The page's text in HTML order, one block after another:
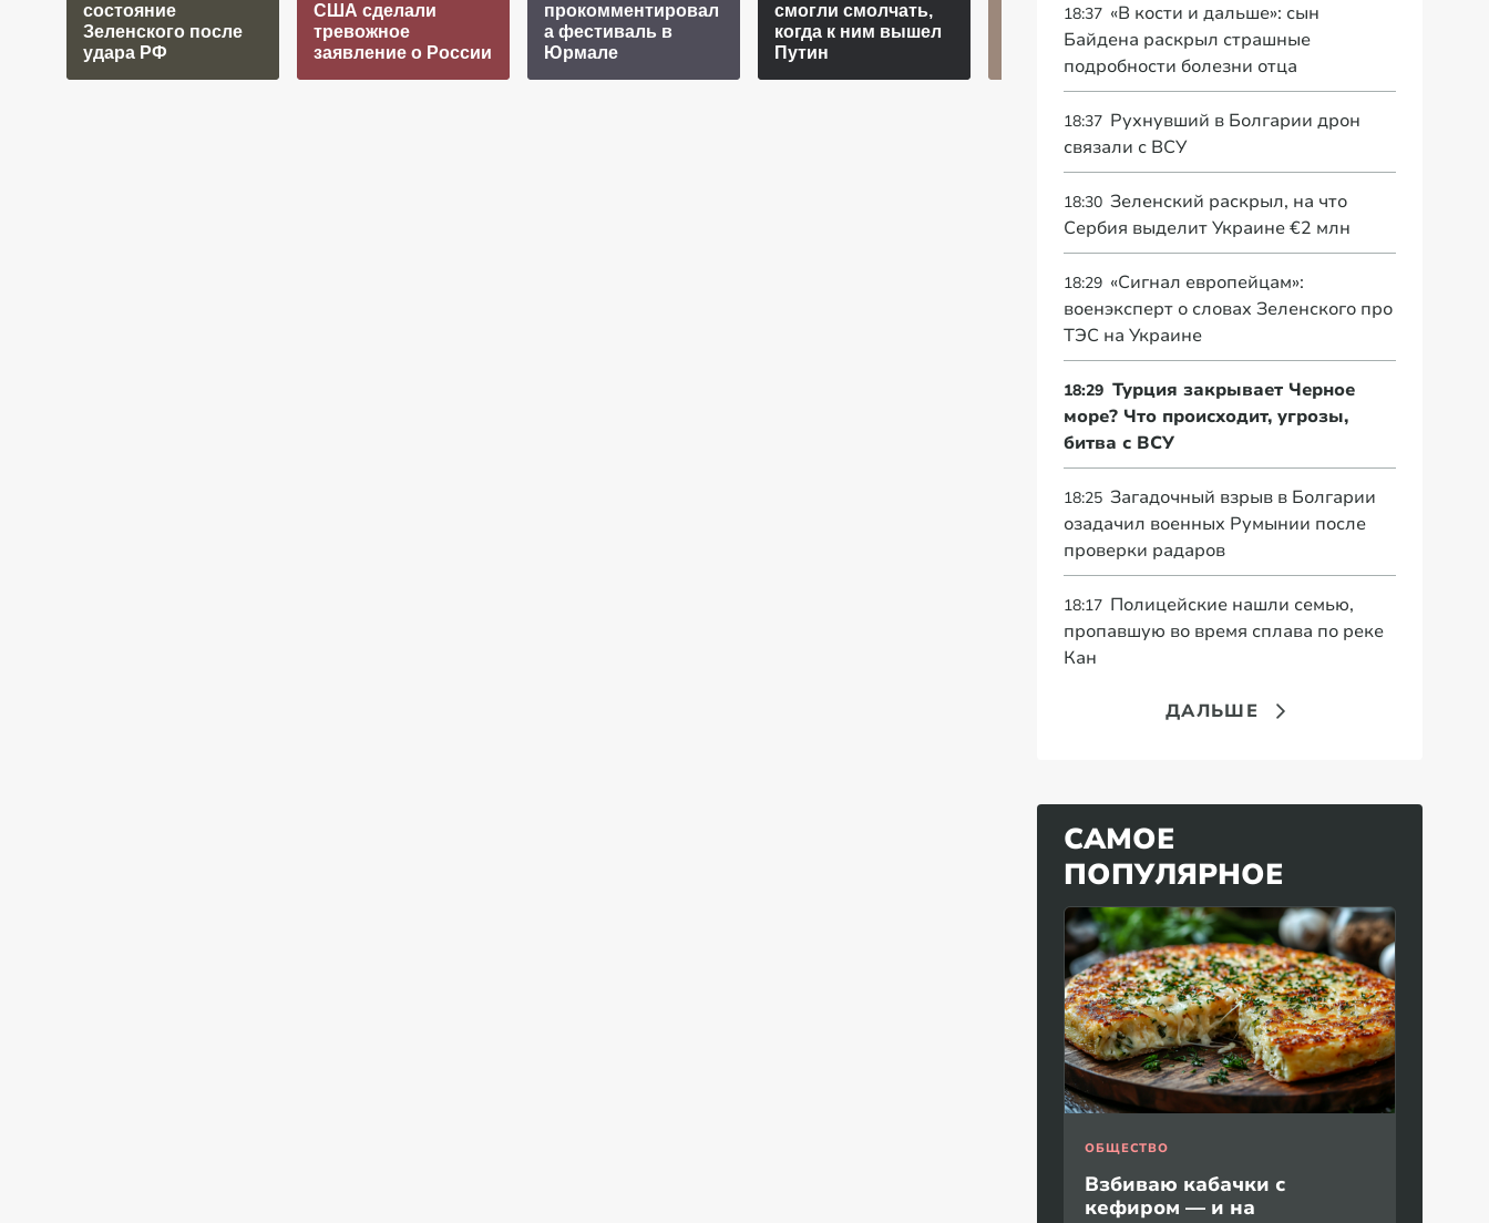
состояние
Зеленского после
удара РФ
США сделали
тревожное
заявление о России
прокомментировал
а фестиваль в
Юрмале
смогли смолчать,
когда к ним вышел
Путин
Гороскоп Тамара
Глоба, когда
закончится СВО
пенсионеры от 60
обязаны…
18:37 «В кости и дальше»: сын
Байдена раскрыл страшные
подробности болезни отца
18:37 Рухнувший в Болгарии дрон
связали с ВСУ
18:30 Зеленский раскрыл, на что
Сербия выделит Украине €2 млн
18:29 «Сигнал европейцам»:
военэксперт о словах Зеленского про
ТЭС на Украине
18:29 Турция закрывает Черное
море? Что происходит, угрозы,
битва с ВСУ
18:25 Загадочный взрыв в Болгарии
озадачил военных Румынии после
проверки радаров
18:17 Полицейские нашли семью,
пропавшую во время сплава по реке
Кан
ДАЛЬШЕ
САМОЕ
ПОПУЛЯРНОЕ
ОБЩЕСТВО
Взбиваю кабачки с
кефиром — и на